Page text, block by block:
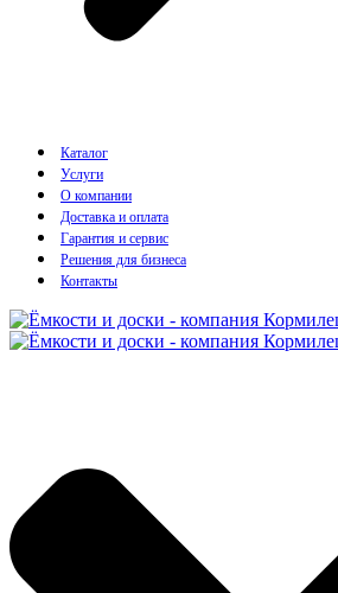
Каталог
Услуги
О компании
Доставка и оплата
Гарантия и сервис
Решения для бизнеса
Контакты